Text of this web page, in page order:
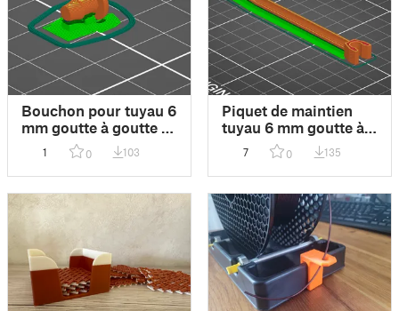
Bouchon pour tuyau 6
mm goutte à goutte -
Cap for 6 mm drip
hoses
1 0 103
Piquet de maintien
tuyau 6 mm goutte à
goutte - Drip
irrigation stake for 6
mm drip hoses
7 0 135